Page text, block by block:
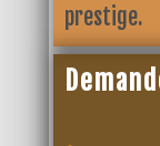
prestige.